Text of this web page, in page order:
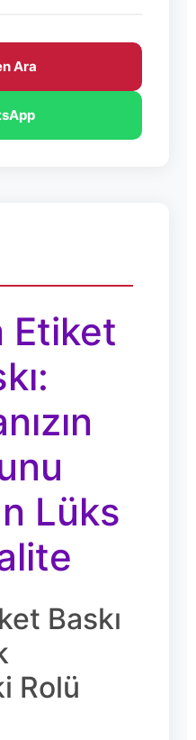
Ara
Etiket
Lüks
Baskı
Rolü